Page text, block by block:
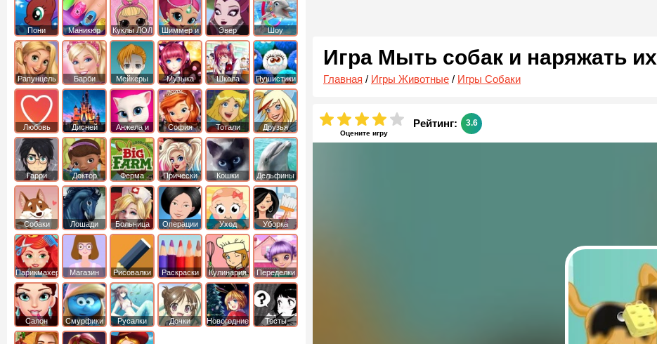
Игра Мыть собак и наряжать их
Главная / Игры Животные / Игры Собаки
Оцените игру
Рейтинг: 3.6
Пони
креатор
Маникюр Куклы ЛОЛ
Шиммер и
Шайн
Эвер
Афтер Хай
Шоу
дельфинов
Рапунцель Барби Мейкеры Музыка Школа Пушистики
Любовь Дисней
Анжела и
том
София
Прекрасная
Тотали
Спайс
Друзья
ангелов
Гарри
Поттер
Доктор
Плюшева
Ферма Прически Кошки Дельфины
Собаки Лошади Больница Операции Уход Уборка
Парикмахер Магазин Рисовалки Раскраски Кулинария Переделки
Салон Смурфики Русалки Дочки Новогодние Тесты